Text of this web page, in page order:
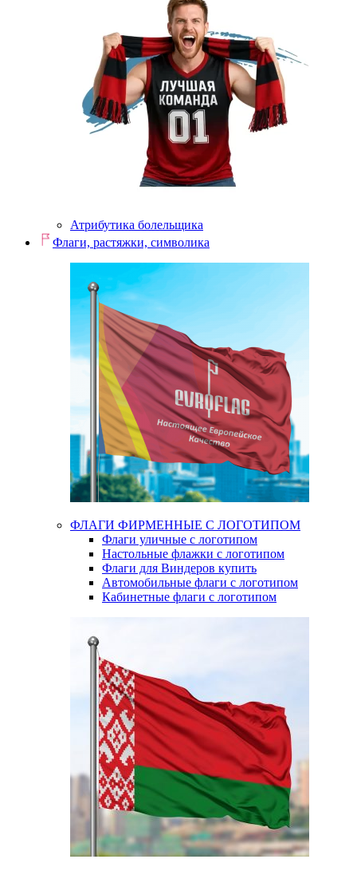
Атрибутика болельщика
Флаги, растяжки, символика
ФЛАГИ ФИРМЕННЫЕ С ЛОГОТИПОМ
Флаги уличные с логотипом
Настольные флажки с логотипом
Флаги для Виндеров купить
Автомобильные флаги с логотипом
Кабинетные флаги с логотипом